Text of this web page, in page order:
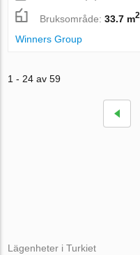
Bruksområde:33.7 m2
Winners Group
1 - 24 av 59
Lägenheter i Turkiet